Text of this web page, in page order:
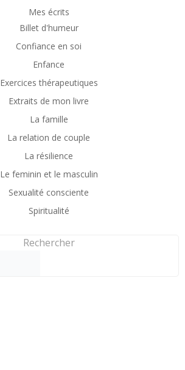
Mes écrits
Billet d'humeur
Confiance en soi
Enfance
Exercices thérapeutiques
Extraits de mon livre
La famille
La relation de couple
La résilience
Le feminin et le masculin
Sexualité consciente
Spiritualité
Rechercher